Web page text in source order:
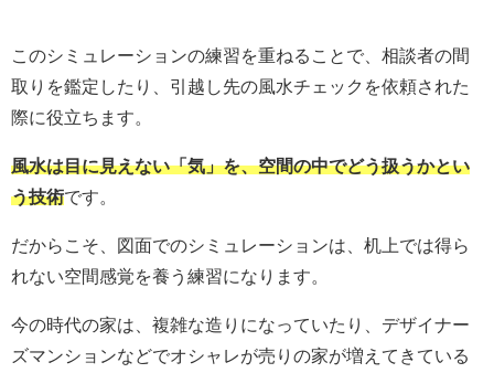
このシミュレーションの練習を重ねることで、相談者の間
取りを鑑定したり、引越し先の風水チェックを依頼された
際に役立ちます。
風水は目に見えない「気」を、空間の中でどう扱うかとい
う技術です。
だからこそ、図面でのシミュレーションは、机上では得ら
れない空間感覚を養う練習になります。
今の時代の家は、複雑な造りになっていたり、デザイナー
ズマンションなどでオシャレが売りの家が増えてきている